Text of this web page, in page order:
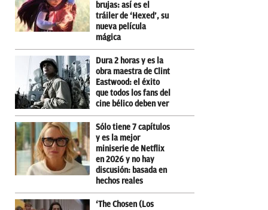
brujas: así es el
tráiler de ‘Hexed’, su
nueva película
mágica
Dura 2 horas y es la
obra maestra de Clint
Eastwood: el éxito
que todos los fans del
cine bélico deben ver
Sólo tiene 7 capítulos
y es la mejor
miniserie de Netflix
en 2026 y no hay
discusión: basada en
hechos reales
‘The Chosen (Los